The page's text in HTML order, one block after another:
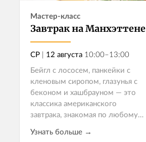
Мастер-класс
Завтрак на Манхэттене
СР | 12 августа 10:00–13:00
Бейгл с лососем, панкейки с
кленовым сиропом, глазунья с
беконом и хашбрауном — это
классика американского
завтрака, знакомая по любому
Приглашаем на
Узнать больше →